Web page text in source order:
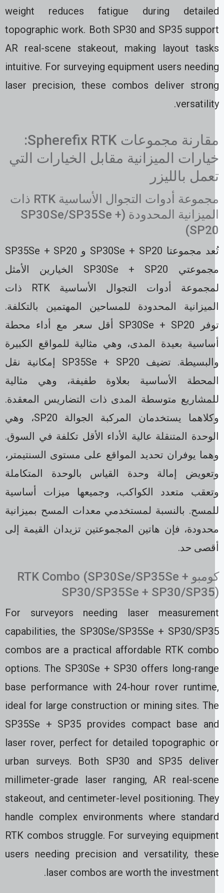
weight reduces fatigue during
topographic work. Both SP30 and SP35
AR real-scene stakeout, making layout
intuitive. For surveying equipment users
laser precision, these combos deliver
مقارنة مجموعات Spherefix RTK:
الميزانية مقابل الخيارات التي
بالليزر
مجموعة أدوات التجوال الأساسية RTK ذات
الميزانية المحدودة (SP30Se/SP35Se +
تُعد مجموعتا SP30Se + SP20 و SP35Se + SP20
مجموعتي SP30Se + SP20 الخيارين الأمثل
لمجموعة أدوات التجوال الأساسية RTK ذات
المحدودة للمساحين المهتمين بالتكلفة.
توفر SP30Se + SP20 أقل سعر مع أداء محطة
بعيدة المدى، وهي مثالية للمواقع الكبيرة
والبسيطة. تضيف SP35Se + SP20 إمكانية نقل
الأساسية بعلاوة طفيفة، وهي مثالية
متوسطة المدى ذات التضاريس المعقدة.
وكلاهما يستخدمان المركبة الجوالة SP20، وهي
المتنقلة عالية الأداء الأقل تكلفة في السوق.
يوفران تحديد المواقع على مستوى السنتيمتر،
إمالة وحدة القياس بالوحدة المتكاملة
متعدد الكواكب، وجميعها ميزات أساسية
بالنسبة لمستخدمي معدات المسح بميزانية
فإن هاتين المجموعتين تزيدان القيمة إلى
حد.
كومبو RTK Combo (SP30Se/SP35Se +
SP30/SP35Se + SP30/
For surveyors needing laser
capabilities, the SP30Se/SP35Se + SP30/
combos are a practical affordable RTK
options. The SP30Se + SP30 offers long-
base performance with 24-hour rover
ideal for large construction or mining sites.
SP35Se + SP35 provides compact base
laser rover, perfect for detailed topographic
urban surveys. Both SP30 and SP35
millimeter-grade laser ranging, AR real-
stakeout, and centimeter-level positioning.
handle complex environments where
RTK combos struggle. For surveying
users needing precision and versatility,
laser combos are worth the